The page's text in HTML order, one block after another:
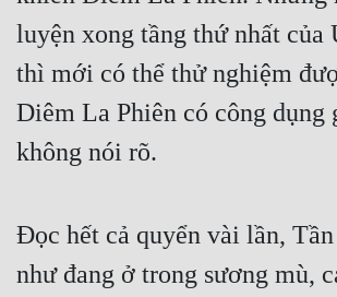
Huyền Huyễn
Hệ Thống
Học Đường
luyện xong tầng thứ nhất
thì mới có thể thử nghiệm
Diêm La Phiên có công dụng
không nói rõ.
Đọc hết cả quyển vài lần,
như đang ở trong sương mù,